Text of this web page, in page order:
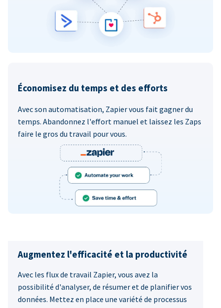
Économisez du temps et des efforts
Avec son automatisation, Zapier vous fait gagner du
temps. Abandonnez l'effort manuel et laissez les Zaps
faire le gros du travail pour vous.
Augmentez l'efficacité et la productivité
Avec les flux de travail Zapier, vous avez la
possibilité d'analyser, de résumer et de planifier vos
données. Mettez en place une variété de processus